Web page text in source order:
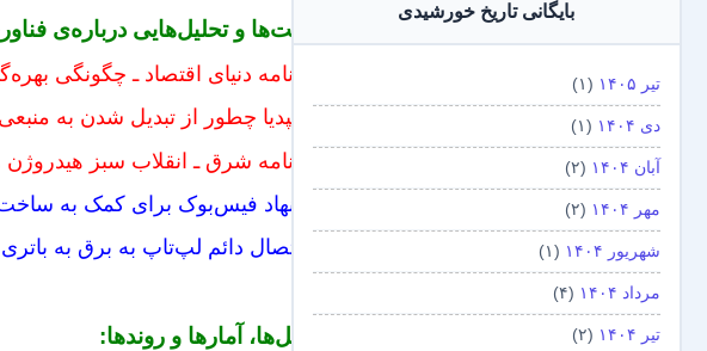
روایت‌ها و تحلیل‌هایی درباره‌ی
روزنامه دنیای اقتصاد ـ چگونگی
ویکیپدیا چطور از تبدیل شدن به
روزنامه شرق ـ انقلاب سبز
پیشنهاد فیس‌بوک برای کمک به
آیا اتصال دائم لپ‌تاپ به برق به
تحلیل‌ها، آمارها و روندها:
بایگانی تاریخ خورشیدی
تیر ۱۴۰۵ (۱)
دی ۱۴۰۴ (۱)
آبان ۱۴۰۴ (۲)
مهر ۱۴۰۴ (۲)
شهریور ۱۴۰۴ (۱)
مرداد ۱۴۰۴ (۴)
تیر ۱۴۰۴ (۲)